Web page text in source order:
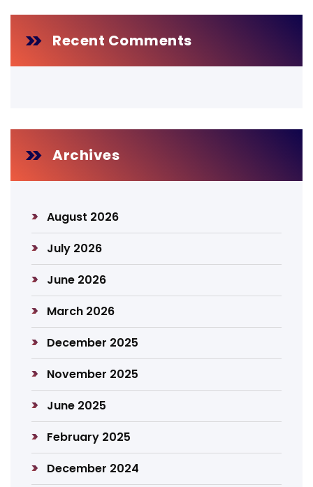
Recent Comments
Archives
August 2026
July 2026
June 2026
March 2026
December 2025
November 2025
June 2025
February 2025
December 2024